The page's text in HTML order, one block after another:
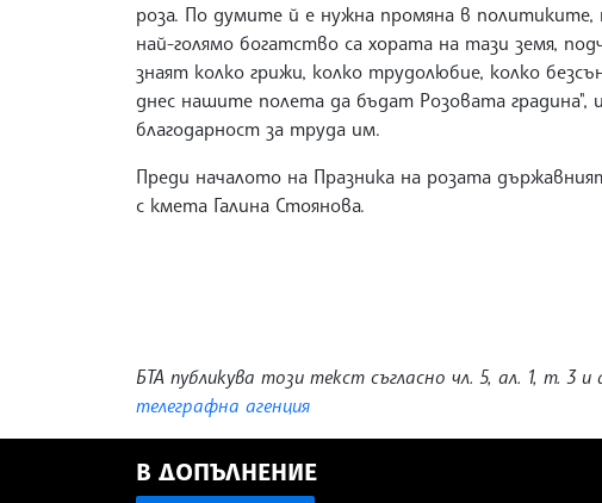
роза. По думите й е нужна промяна в
най-голямо богатство са хората на тази земя,
знаят колко грижи, колко трудолюбие, колко
днес нашите полета да бъдат Розовата градина",
благодарност за труда им.
Преди началото на Празника на розата
с кмета Галина Стоянова.
БТА публикува този текст съгласно чл. 5, ал. 1, т. 3 и
телеграфна агенция
В ДОПЪЛНЕНИЕ